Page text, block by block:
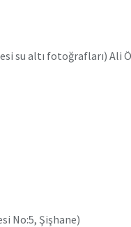
su altı fotoğrafları) Ali
No:5, Şişhane)